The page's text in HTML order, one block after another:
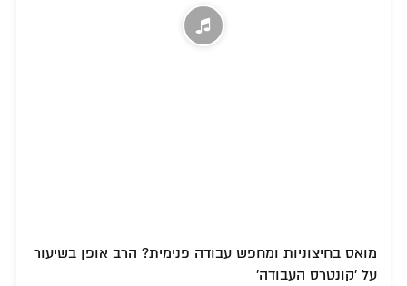
מואס בחיצוניות ומחפש עבודה פנימית? הרב אופן בשיעור
על 'קונטרס העבודה'